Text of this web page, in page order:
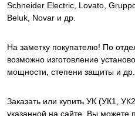
Schneider Electric, Lovato,
Beluk, Novar и др.
На заметку покупателю! По
возможно изготовление
мощности, степени защиты и др.
Заказать или купить УК (УК1,
указанной на сайте, Вы можете